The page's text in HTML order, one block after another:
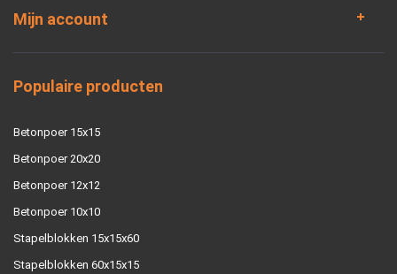
Mijn account
Populaire producten
Betonpoer 15x15
Betonpoer 20x20
Betonpoer 12x12
Betonpoer 10x10
Stapelblokken 15x15x60
Stapelblokken 60x15x15